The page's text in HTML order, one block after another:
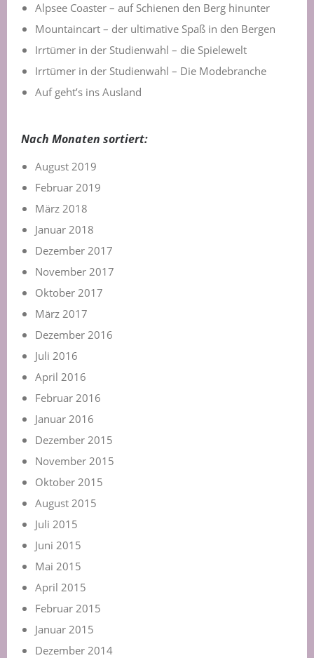
Alpsee Coaster – auf Schienen den Berg hinunter
Mountaincart – der ultimative Spaß in den Bergen
Irrtümer in der Studienwahl – die Spielewelt
Irrtümer in der Studienwahl – Die Modebranche
Auf geht’s ins Ausland
Nach Monaten sortiert:
August 2019
Februar 2019
März 2018
Januar 2018
Dezember 2017
November 2017
Oktober 2017
März 2017
Dezember 2016
Juli 2016
April 2016
Februar 2016
Januar 2016
Dezember 2015
November 2015
Oktober 2015
August 2015
Juli 2015
Juni 2015
Mai 2015
April 2015
Februar 2015
Januar 2015
Dezember 2014